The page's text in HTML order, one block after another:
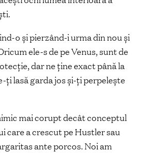
o și pierzând-i urma din nou și
ele-s de pe Venus, sunt de
dar ne ține exact până la
lasă garda jos și-ți perpelește
mai corupt decât conceptul
care a crescut pe Hustler sau
ante porcos. Noi am